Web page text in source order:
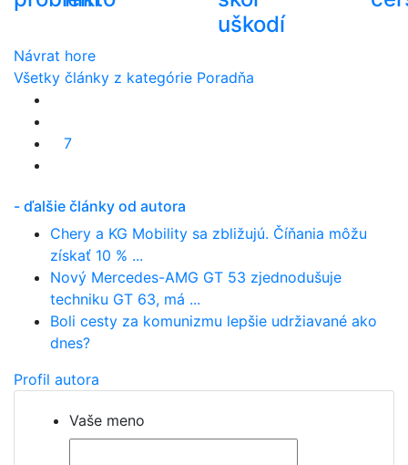
uškodí
Návrat hore
Všetky články z kategórie Poradňa
7
- ďalšie články od autora
Chery a KG Mobility sa zbližujú. Číňania môžu
získať 10 % ...
Nový Mercedes-AMG GT 53 zjednodušuje
techniku GT 63, má ...
Boli cesty za komunizmu lepšie udržiavané ako
dnes?
Profil autora
Vaše meno